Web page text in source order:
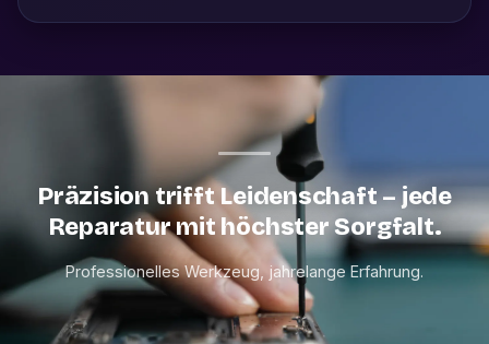
Präzision trifft Leidenschaft – jede
Reparatur mit höchster Sorgfalt.
Professionelles Werkzeug, jahrelange Erfahrung.